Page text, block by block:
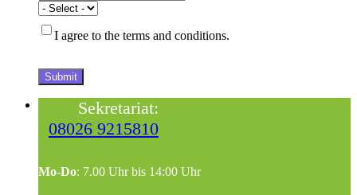
I agree to the terms and conditions.
Sekretariat:
08026 9215810
Mo-Do: 7.00 Uhr bis 14:00 Uhr